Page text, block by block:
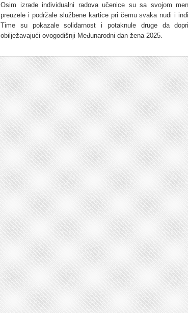
Osim izrade individualni radova učenice su sa svojom
preuzele i podržale službene kartice pri čemu svaka nudi i
Time su pokazale solidarnost i potaknule druge da
obilježavajući ovogodišnji Međunarodni dan žena 2025.